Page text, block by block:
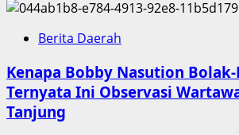
Berita Daerah
Kenapa Bobby Nasution
Ternyata Ini Observasi
Tanjung